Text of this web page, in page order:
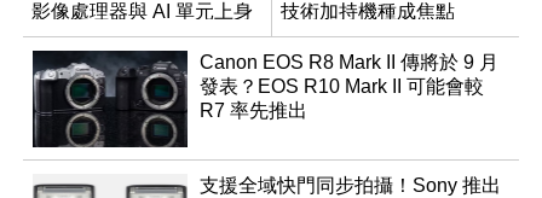
影像處理器與 AI 單元上身
技術加持機種成焦點
Canon EOS R8 Mark II 傳將於 9 月
發表？EOS R10 Mark II 可能會較
R7 率先推出
支援全域快門同步拍攝！Sony 推出